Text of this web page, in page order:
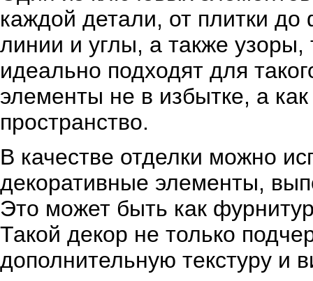
каждой детали, от плитки
линии и углы, а также узоры,
идеально подходят для
элементы не в избытке, а
пространство.
В качестве отделки можно
декоративные элементы,
Это может быть как
Такой декор не только
дополнительную текстуру и